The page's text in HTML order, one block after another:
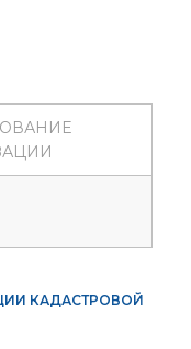
КАДАСТРОВОЙ